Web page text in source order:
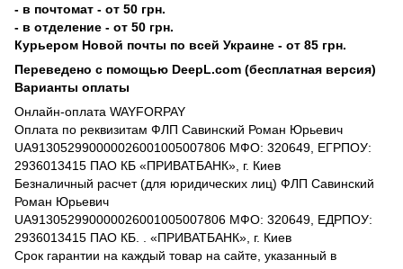
- в почтомат - от 50 грн.
- в отделение - от 50 грн.
Курьером Новой почты по всей Украине - от 85 грн.
Переведено с помощью DeepL.com (бесплатная версия)
Варианты оплаты
Онлайн-оплата WAYFORPAY
Оплата по реквизитам ФЛП Савинский Роман Юрьевич
UA913052990000026001005007806 МФО: 320649, ЕГРПОУ:
2936013415 ПАО КБ «ПРИВАТБАНК», г. Киев
Безналичный расчет (для юридических лиц) ФЛП Савинский
Роман Юрьевич
UA913052990000026001005007806 МФО: 320649, ЕДРПОУ:
2936013415 ПАО КБ. . «ПРИВАТБАНК», г. Киев
Срок гарантии на каждый товар на сайте, указанный в